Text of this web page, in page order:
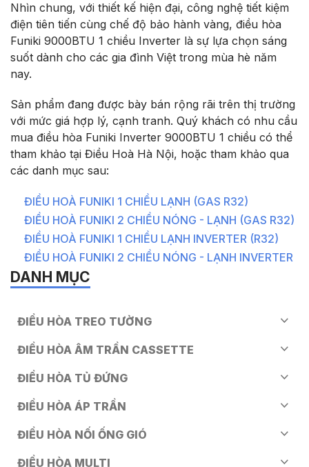
Nhìn chung, với thiết kế hiện đại, công nghệ tiết kiệm
điện tiên tiến cùng chế độ bảo hành vàng, điều hòa
Funiki 9000BTU 1 chiều Inverter là sự lựa chọn sáng
suốt dành cho các gia đình Việt trong mùa hè năm
nay.
Sản phẩm đang được bày bán rộng rãi trên thị trường
với mức giá hợp lý, cạnh tranh. Quý khách có nhu cầu
mua điều hòa Funiki Inverter 9000BTU 1 chiều có thể
tham khảo tại Điều Hoà Hà Nội, hoặc tham khảo qua
các danh mục sau:
ĐIỀU HOÀ FUNIKI 1 CHIỀU LẠNH (GAS R32)
ĐIỀU HOÀ FUNIKI 2 CHIỀU NÓNG - LẠNH (GAS R32)
ĐIỀU HOÀ FUNIKI 1 CHIỀU LẠNH INVERTER (R32)
ĐIỀU HOÀ FUNIKI 2 CHIỀU NÓNG - LẠNH INVERTER
DANH MỤC
ĐIỀU HÒA TREO TƯỜNG
ĐIỀU HÒA ÂM TRẦN CASSETTE
ĐIỀU HÒA TỦ ĐỨNG
ĐIỀU HÒA ÁP TRẦN
ĐIỀU HÒA NỐI ỐNG GIÓ
ĐIỀU HÒA MULTI